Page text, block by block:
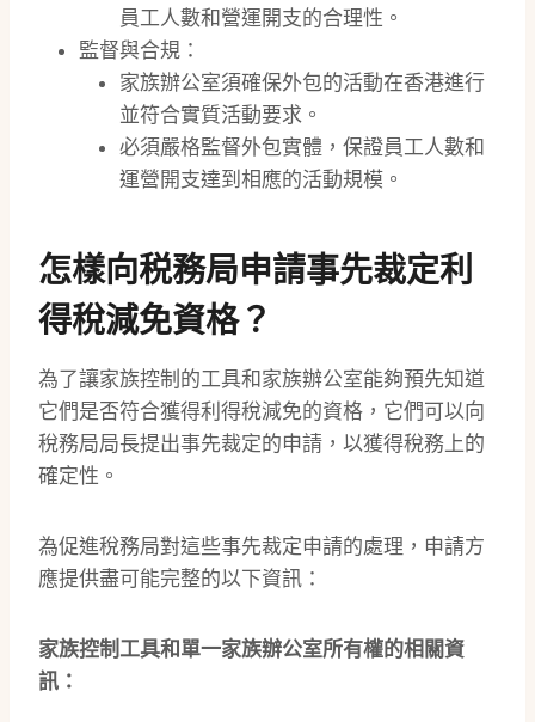
員工人數和營運開支的合理性。
監督與合規：
家族辦公室須確保外包的活動在香港進行
並符合實質活動要求。
必須嚴格監督外包實體，保證員工人數和
運營開支達到相應的活動規模。
怎樣向税務局申請事先裁定利
得稅減免資格？
為了讓家族控制的工具和家族辦公室能夠預先知道
它們是否符合獲得利得稅減免的資格，它們可以向
稅務局局長提出事先裁定的申請，以獲得稅務上的
確定性。
為促進稅務局對這些事先裁定申請的處理，申請方
應提供盡可能完整的以下資訊：
家族控制工具和單一家族辦公室所有權的相關資
訊：